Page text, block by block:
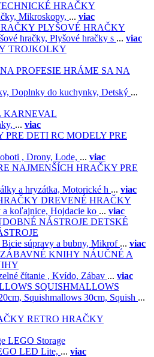
HRAČKY
Mikroskopy, ... viac
PLYŠOVÉ HRAČKY
hračky, Plyšové hračky s ... viac
TROJKOLKY
HRÁME SA NA
Doplnky do kuchynky, Detský ...
KARNEVAL
... viac
RC MODELY PRE
, Drony, Lode, ... viac
HRAČKY PRE
a hryzátka, Motorické h ... viac
DREVENÉ HRAČKY
a koľajnice, Hojdacie ko ... viac
DETSKÉ
Bicie súpravy a bubny, Mikrof ... viac
NÁUČNÉ A
čítanie , Kvído, Zábav ... viac
SQUISHMALLOWS
Squishmallows 30cm, Squish ...
RETRO HRAČKY
LEGO Storage
LED Lite, ... viac